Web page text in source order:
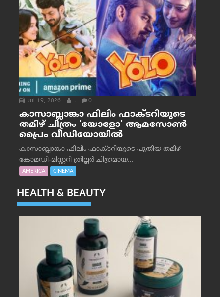
Jul 19, 2026 . 0
കാസാബ്ലാങ്കാ ഫിലിം ഫാക്ടറിയുടെ
തമിഴ് ചിത്രം ‘യോളോ’ ആമസോൺ
പ്രൈം വീഡിയോയിൽ
കാസാബ്ലാങ്കാ ഫിലിം ഫാക്ടറിയുടെ പുതിയ തമിഴ്
കോമഡി-മിസ്റ്ററി ത്രില്ലർ ചിത്രമായ...
AMERICA CINEMA
HEALTH & BEAUTY